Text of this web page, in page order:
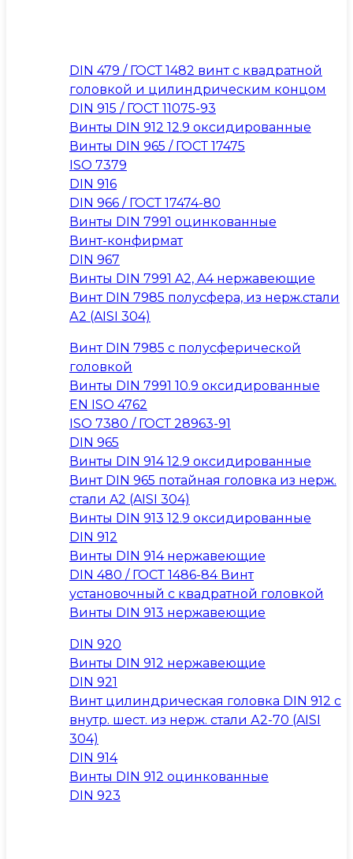
DIN 479 / ГОСТ 1482 винт с квадратной
головкой и цилиндрическим концом
DIN 915 / ГОСТ 11075-93
Винты DIN 912 12.9 оксидированные
Винты DIN 965 / ГОСТ 17475
ISO 7379
DIN 916
DIN 966 / ГОСТ 17474-80
Винты DIN 7991 оцинкованные
Винт-конфирмат
DIN 967
Винты DIN 7991 A2, A4 нержавеющие
Винт DIN 7985 полусфера, из нерж.стали
А2 (AISI 304)
Винт DIN 7985 с полусферической
головкой
Винты DIN 7991 10.9 оксидированные
EN ISO 4762
ISO 7380 / ГОСТ 28963-91
DIN 965
Винты DIN 914 12.9 оксидированные
Винт DIN 965 потайная головка из нерж.
стали A2 (AISI 304)
Винты DIN 913 12.9 оксидированные
DIN 912
Винты DIN 914 нержавеющие
DIN 480 / ГОСТ 1486-84 Винт
установочный с квадратной головкой
Винты DIN 913 нержавеющие
DIN 920
Винты DIN 912 нержавеющие
DIN 921
Винт цилиндрическая головка DIN 912 с
внутр. шест. из нерж. стали А2-70 (AISI
304)
DIN 914
Винты DIN 912 оцинкованные
DIN 923